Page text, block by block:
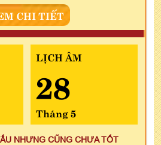
CHI TIẾT
LỊCH ÂM
28
Tháng 5
NHƯNG CŨNG CHƯA TỐT